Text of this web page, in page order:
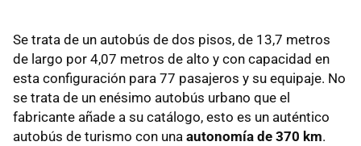
Se trata de un autobús de dos pisos, de 13,7 metros
de largo por 4,07 metros de alto y con capacidad en
esta configuración para 77 pasajeros y su equipaje. No
se trata de un enésimo autobús urbano que el
fabricante añade a su catálogo, esto es un auténtico
autobús de turismo con una autonomía de 370 km.